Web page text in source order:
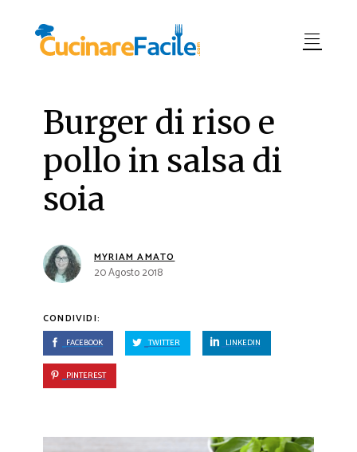
Burger di riso e
pollo in salsa di
soia
MYRIAM AMATO
20 Agosto 2018
CONDIVIDI:
FACEBOOK TWITTER LINKEDIN
PINTEREST